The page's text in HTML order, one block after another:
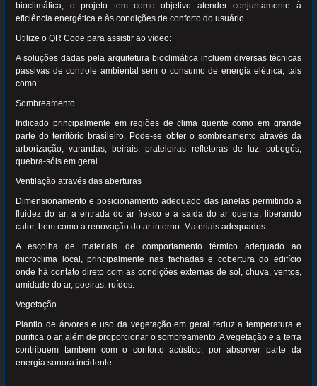
bioclimática, o projeto tem como objetivo atender conjuntamente à
eficiência energética e às condições de conforto do usuário.
Utilize o QR Code para assistir ao vídeo:
A soluções dadas pela arquitetura bioclimática incluem diversas técnicas
passivas de controle ambiental sem o consumo de energia elétrica, tais
como:
Sombreamento
Indicado principalmente em regiões de clima quente como em grande
parte do território brasileiro. Pode-se obter o sombreamento através da
arborização, varandas, beirais, prateleiras refletoras de luz, cobogós,
quebra-sóis em geral.
Ventilação através das aberturas
Dimensionamento e posicionamento adequado das janelas permitindo a
fluidez do ar, a entrada do ar fresco e a saída do ar quente, liberando
calor, bem como a renovação do ar interno. Materiais adequados
A escolha de materiais de comportamento térmico adequado ao
microclima local, principalmente nas fachadas e cobertura do edifício
onde há contato direto com as condições externas de sol, chuva, ventos,
umidade do ar, poeiras, ruídos.
Vegetação
Plantio de árvores e uso da vegetação em geral reduz a temperatura e
purifica o ar, além de proporcionar o sombreamento. A vegetação e a terra
contribuem também com o conforto acústico, por absorver parte da
energia sonora incidente.